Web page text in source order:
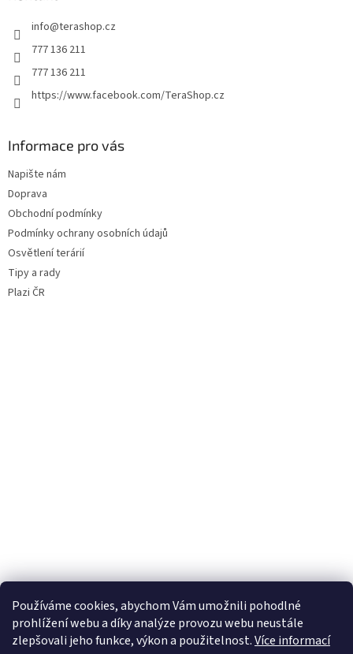
Používáme cookies, abychom Vám umožnili pohodlné
prohlížení webu a díky analýze provozu webu neustále
zlepšovali jeho funkce, výkon a použitelnost.Více informací
y
info@terashop.cz
777 136 211
777 136 211
https://www.facebook.com/TeraShop.cz
Informace pro vás
Napište nám
Doprava
Obchodní podmínky
Podmínky ochrany osobních údajů
Osvětlení terárií
Tipy a rady
Plazi ČR